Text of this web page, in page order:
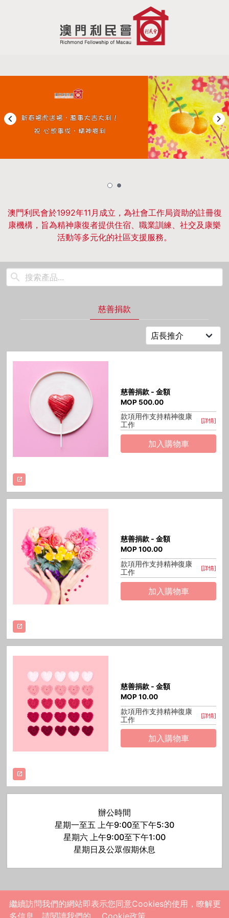
澳門利民會於1992年11月成立，為社會工作局資助的註冊復
康機構，旨為精神康復者提供住宿、職業訓練、社交及康樂
活動等多元化的社區支援服務。
慈善捐款
慈善捐款 - 金額
MOP 500.00
款項用作支持精神復康
工作
[詳情]
加入購物車
慈善捐款 - 金額
MOP100.00
款項用作支持精神復康
工作
[詳情]
加入購物車
慈善捐款 - 金額
MOP10.00
款項用作支持精神復康
工作
[詳情]
加入購物車
辦公時間
星期一至五 上午9:00至下午5:30
星期六 上午9:00至下午1:00
星期日及公眾假期休息
繼續訪問我們的網站即表示您同意Cookies的使用，瞭解更
多信息，請閱讀我們的
Cookie政策
電話: 2876 4575
傳真: 2876 4577